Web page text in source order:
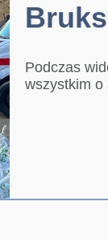
Podczas
wszystkim o